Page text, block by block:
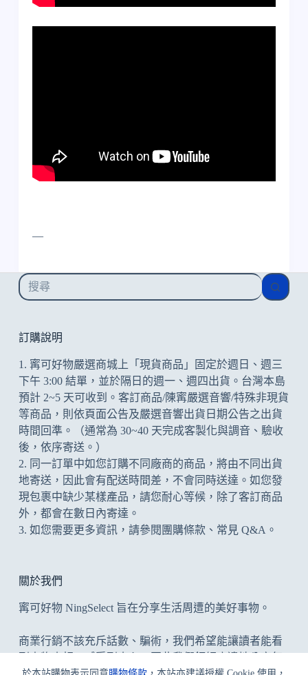
—
找
不
符
的
訂購說明
1. 寗可好物嚴選商城上「現貨商品」固定於週日、週三
下午 3:00 結單，並於隔日的週一、週四出貨。台灣本島
預計 2~5 天可收到。客訂商品/陳寗嚴選音響/特殊非現貨
等商品，則依頁面公告及嚴選音響出貨日期公告之出貨
時間回準。（通常為 30~40 天完成客製化與調音、驗收
後，依序寄送。）
2. 同一訂單中如您訂購不同廠商的商品，將由不同出貨
地寄送，因此會有配送時間差，不會同時送達。如您發
現包裹中缺少某樣產品，請您耐心等候，除了客訂商品
外，都會在數日內寄達。
3. 如您需要更多資訊，請參閱 團購條款 、 常見 Q&A 。
關於我們
寗可好物 NingSelect 旨在分享生活周遭的美好事物。
商業行銷不該充斥話數、騙術，我們希望能讓讀者能看